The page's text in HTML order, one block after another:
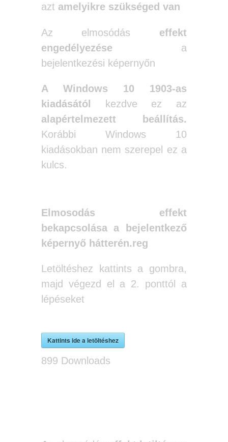
azt amelyikre szükséged van
Az elmosódás effekt
engedélyezése a
bejelentkezési képernyőn
A Windows 10 1903-as
kiadásától kezdve ez az
alapértelmezett beállítás.
Korábbi Windows 10
kiadásokban nem szerepel ez a
kulcs.
Elmosodás effekt
bekapcsolása a bejelentkező
képernyő hátterén.reg
Letöltéshez kattints a gombra,
majd végezd el a 2. ponttól a
lépéseket
Kattints ide a letöltéshez
899 Downloads